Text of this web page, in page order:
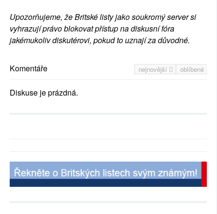
Upozorňujeme, že Britské listy jako soukromý server si
vyhrazují právo blokovat přístup na diskusní fóra
jakémukoliv diskutérovi, pokud to uznají za důvodné.
nejnovější oblíbené
Komentáře
Diskuse je prázdná.